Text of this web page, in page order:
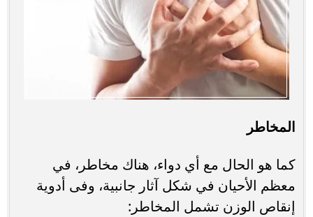
المخاطر
كما هو الحال مع أي دواء، هناك مخاطر، في
معظم الأحيان في شكل آثار جانبية، وفى أدوية
إنقاص الوزن تشمل المخاطر: